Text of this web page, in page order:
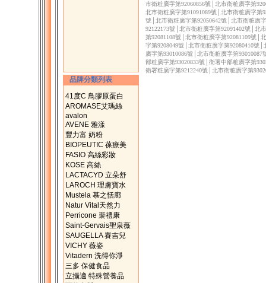
品牌分類列表
41度C 鳥膠原蛋白
AROMASE艾瑪絲
avalon
AVENE 雅漾
豐力富 奶粉
BIOPEUTIC 葆療美
FASIO 高絲彩妝
KOSE 高絲
LACTACYD 立朵舒
LAROCH 理膚寶水
Mustela 慕之恬廊
Natur Vital天然力
Perricone 裴禮康
Saint-Gervais聖泉薇
SAUGELLA 賽吉兒
VICHY 薇姿
Vitadern 洗得你淨
三多 保健食品
立攝適 特殊營養品
市衛粧廣字第92060856號│北市衛粧廣字第
北市衛粧廣字第91091089號│北市衛粧廣字第
號│北市衛粧廣字第92050642號│北市衛粧廣
92122173號│北市衛粧廣字第92091402號│北
第92081108號│北市衛粧廣字第92081109號│
字第9208049號│北市衛粧廣字第92080410號
廣字第93010086號│北市衛粧廣字第
部粧廣字第93020833號│衛署中部粧廣字第
衛署粧廣字第9212240號│北市衛粧廣字第